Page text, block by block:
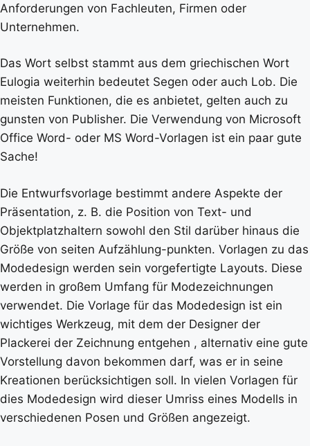
Anforderungen von Fachleuten, Firmen oder
Unternehmen.
Das Wort selbst stammt aus dem griechischen Wort
Eulogia weiterhin bedeutet Segen oder auch Lob. Die
meisten Funktionen, die es anbietet, gelten auch zu
gunsten von Publisher. Die Verwendung von Microsoft
Office Word- oder MS Word-Vorlagen ist ein paar gute
Sache!
Die Entwurfsvorlage bestimmt andere Aspekte der
Präsentation, z. B. die Position von Text- und
Objektplatzhaltern sowohl den Stil darüber hinaus die
Größe von seiten Aufzählung-punkten. Vorlagen zu das
Modedesign werden sein vorgefertigte Layouts. Diese
werden in großem Umfang für Modezeichnungen
verwendet. Die Vorlage für das Modedesign ist ein
wichtiges Werkzeug, mit dem der Designer der
Plackerei der Zeichnung entgehen , alternativ eine gute
Vorstellung davon bekommen darf, was er in seine
Kreationen berücksichtigen soll. In vielen Vorlagen für
dies Modedesign wird dieser Umriss eines Modells in
verschiedenen Posen und Größen angezeigt.